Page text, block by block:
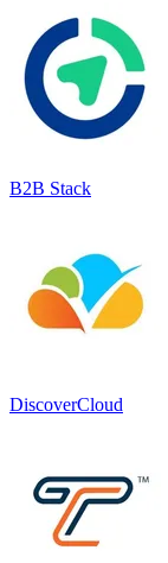
B2B Stack
DiscoverCloud